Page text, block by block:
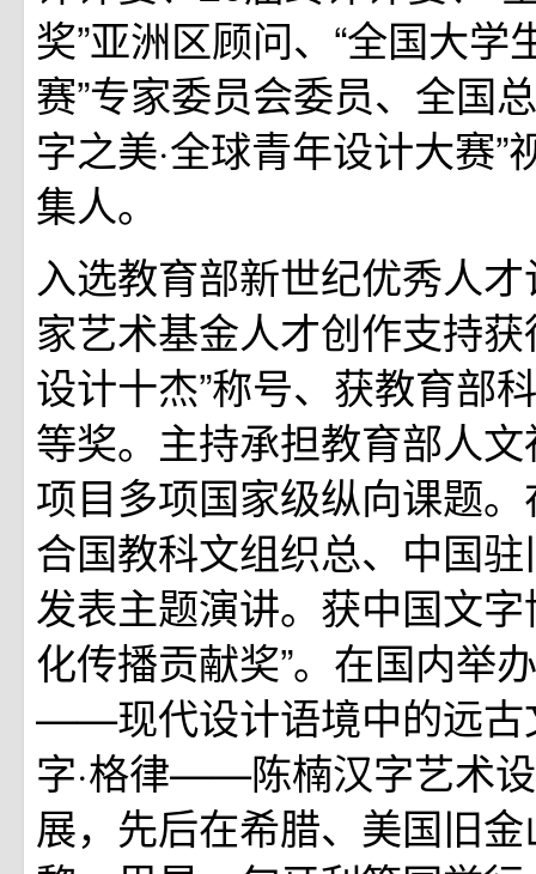
奖”亚洲区顾问、“全国大学
赛”专家委员会委员、全国
字之美·全球青年设计大赛”
集人。
入选教育部新世纪优秀人
家艺术基金人才创作支持获
设计十杰”称号、获教育部
等奖。主持承担教育部人
项目多项国家级纵向课题
合国教科文组织总、中国
发表主题演讲。获中国文字
化传播贡献奖”。在国内举
——现代设计语境中的远古
字·格律——陈楠汉字艺术
展，先后在希腊、美国旧